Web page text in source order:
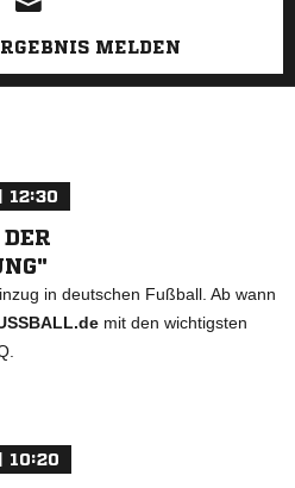
MELDEN
12:30
in deutschen Fußball. Ab wann
mit den wichtigsten
10:20